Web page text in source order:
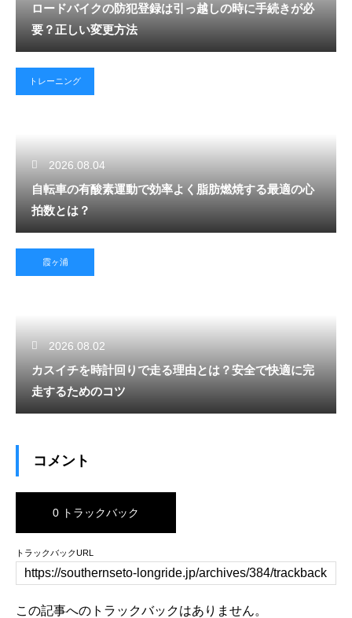
ロードバイクの防犯登録は引っ越しの時に手続きが必
要？正しい変更方法
トレーニング
2026.08.04
自転車の有酸素運動で効率よく脂肪燃焼する最適の心
拍数とは？
霞ヶ浦
2026.08.02
カスイチを時計回りで走る理由とは？安全で快適に完
走するためのコツ
コメント
0 トラックバック
トラックバックURL
この記事へのトラックバックはありません。